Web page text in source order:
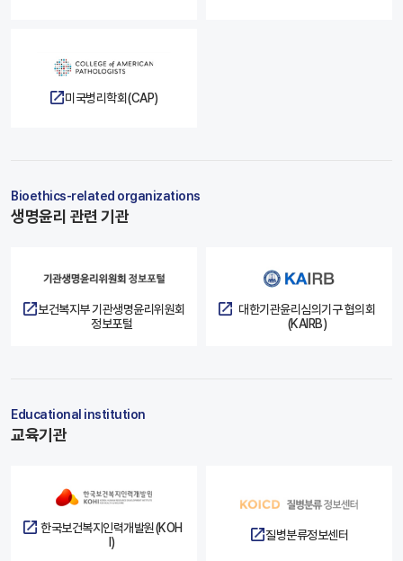
미국병리학회(CAP)
Bioethics-related organizations
생명윤리 관련 기관
보건복지부 기관생명윤리위원회
정보포털
대한기관윤리심의기구 협의회
(KAIRB)
Educational institution
교육기관
한국보건복지인력개발원(KOH
I)
질병분류정보센터